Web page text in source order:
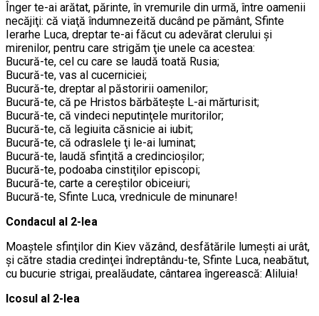
Înger te-ai arătat, părinte, în vremurile din urmă, între oamenii
necăjiţi: că viaţă îndumnezeită ducând pe pământ, Sfinte
Ierarhe Luca, dreptar te-ai făcut cu adevărat clerului şi
mirenilor, pentru care strigăm ţie unele ca acestea:
Bucură-te, cel cu care se laudă toată Rusia;
Bucură-te, vas al cucerniciei;
Bucură-te, dreptar al păstoririi oamenilor;
Bucură-te, că pe Hristos bărbăteşte L-ai mărturisit;
Bucură-te, că vindeci neputinţele muritorilor;
Bucură-te, că legiuita căsnicie ai iubit;
Bucură-te, că odraslele ţi le-ai luminat;
Bucură-te, laudă sfinţită a credincioşilor;
Bucură-te, podoaba cinstiţilor episcopi;
Bucură-te, carte a cereştilor obiceiuri;
Bucură-te, Sfinte Luca, vrednicule de minunare!
Condacul al 2-lea
Moaştele sfinţilor din Kiev văzând, desfătările lumeşti ai urât,
şi către stadia credinţei îndreptându-te, Sfinte Luca, neabătut,
cu bucurie strigai, prealăudate, cântarea îngerească: Aliluia!
Icosul al 2-lea